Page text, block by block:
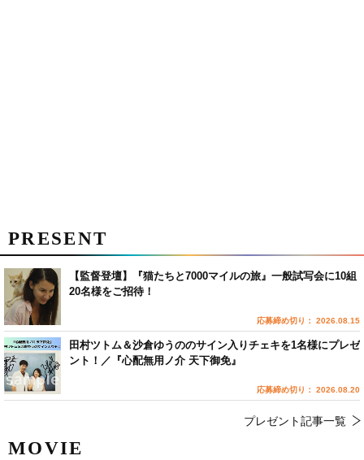
MOVIE
PRESENT
【監督登壇】『猫たちと7000マイルの旅』一般試写会に10組
20名様をご招待！
応募締め切り： 2026.08.15
田村ツトム＆沙倉ゆうののサイン入りチェキを1名様にプレゼ
ント！／『心配無用ノ介 天下御免』
応募締め切り： 2026.08.20
プレゼント記事一覧